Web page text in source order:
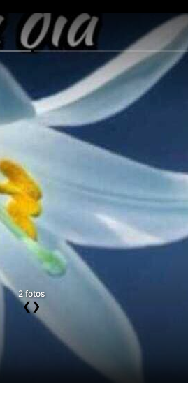
2 fotos
❮❯